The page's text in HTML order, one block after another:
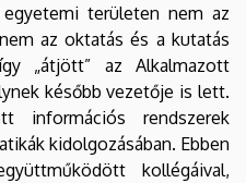
területen nem az
az oktatás és a kutatás
„átjött” az Alkalmazott
később vezetője is lett.
információs rendszerek
kidolgozásában. Ebben
kollégáival,